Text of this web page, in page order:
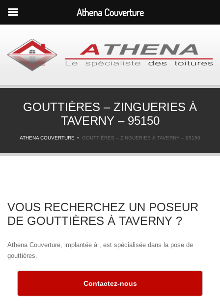
GOUTTIÈRES – ZINGUERIES À
TAVERNY – 95150
ATHENA COUVERTURE GOUTTIÈRES – ZINGUERIES À TAVERNY – 95150
VOUS RECHERCHEZ UN POSEUR
DE GOUTTIÈRES À TAVERNY ?
Athena Couverture, implantée à , est spécialisée dans la pose de
gouttières.
Contactez-nous
Athena Couverture